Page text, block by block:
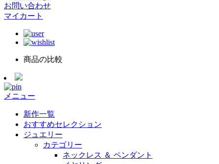
お問い合わせ
マイカート
商品の比較
メニュー
新作一覧
おすすめセレクション
ジュエリー
カテゴリー
ネックレス ＆ ペンダント